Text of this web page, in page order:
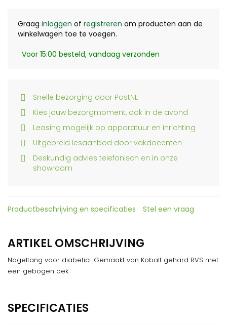
Graag inloggen of registreren om producten aan de
winkelwagen toe te voegen.
Voor 15:00 besteld, vandaag verzonden
Snelle bezorging door PostNL
Kies jouw bezorgmoment, ook in de avond
Leasing mogelijk op apparatuur en inrichting
Uitgebreid lesaanbod door vakdocenten
Deskundig advies telefonisch en in onze
showroom
Productbeschrijving en specificaties Stel een vraag
ARTIKEL OMSCHRIJVING
Nageltang voor diabetici. Gemaakt van Kobalt gehard RVS met
een gebogen bek.
SPECIFICATIES